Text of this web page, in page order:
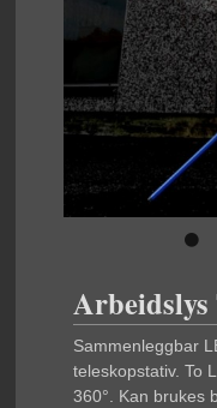
Arbeidslys
Sammenleggbar
teleskopstativ. To
360°. Kan brukes